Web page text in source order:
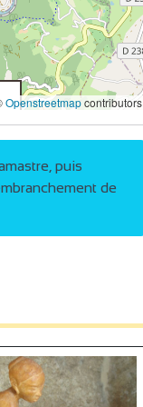
Openstreetmapcontributors
puis
de